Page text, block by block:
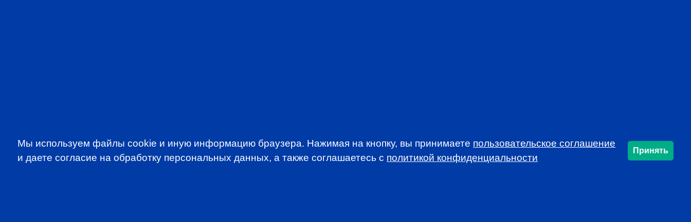
JOIN CFA RUSSIA!
Мы используем файлы cookie и иную информацию браузера. Нажимая на кнопку, вы принимаете пользовательское соглашение
и даете согласие на обработку персональных данных, а также соглашаетесь c политикой конфиденциальности
Принять